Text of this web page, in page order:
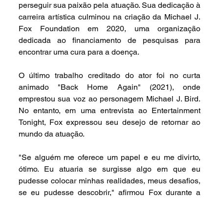
perseguir sua paixão pela atuação. Sua dedicação à
carreira artística culminou na criação da Michael J.
Fox Foundation em 2020, uma organização
dedicada ao financiamento de pesquisas para
encontrar uma cura para a doença.
O último trabalho creditado do ator foi no curta
animado "Back Home Again" (2021), onde
emprestou sua voz ao personagem Michael J. Bird.
No entanto, em uma entrevista ao Entertainment
Tonight, Fox expressou seu desejo de retornar ao
mundo da atuação.
"Se alguém me oferece um papel e eu me divirto,
ótimo. Eu atuaria se surgisse algo em que eu
pudesse colocar minhas realidades, meus desafios,
se eu pudesse descobrir," afirmou Fox durante a